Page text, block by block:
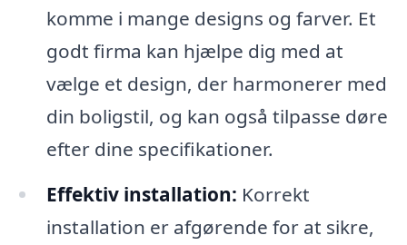
komme i mange designs og farver. Et
godt firma kan hjælpe dig med at
vælge et design, der harmonerer med
din boligstil, og kan også tilpasse døre
efter dine specifikationer.
Effektiv installation: Korrekt
installation er afgørende for at sikre,